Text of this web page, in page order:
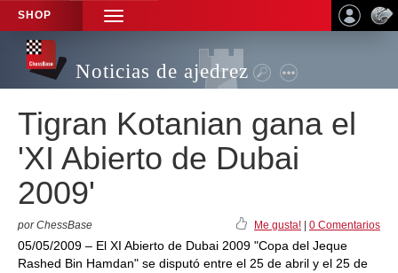
SHOP
TOGGLE
NAVIGATION
Noticias de ajedrez
Tigran Kotanian gana el
'XI Abierto de Dubai
2009'
por ChessBase Me gusta! 0 Comentarios
05/05/2009 – El XI Abierto de Dubai 2009 "Copa del Jeque
Rashed Bin Hamdan" se disputó entre el 25 de abril y el 25 de